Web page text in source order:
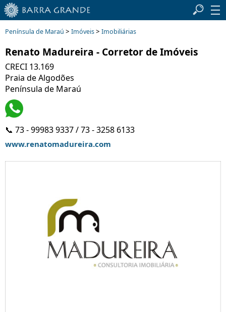
Península de Maraú > Imóveis> Imobiliárias
Renato Madureira - Corretor de Imóveis
CRECI 13.169
Praia de Algodões
Península de Maraú
📞 73 - 99983 9337 / 73 - 3258 6133
www.renatomadureira.com